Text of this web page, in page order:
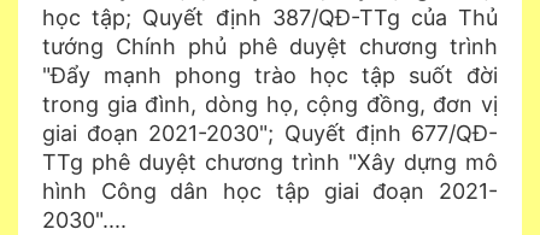
học tập; Quyết định 387/QĐ-TTg của Thủ
tướng Chính phủ phê duyệt chương trình
"Đẩy mạnh phong trào học tập suốt đời
trong gia đình, dòng họ, cộng đồng, đơn vị
giai đoạn 2021-2030"; Quyết định 677/QĐ-
TTg phê duyệt chương trình "Xây dựng mô
hình Công dân học tập giai đoạn 2021-
2030"....